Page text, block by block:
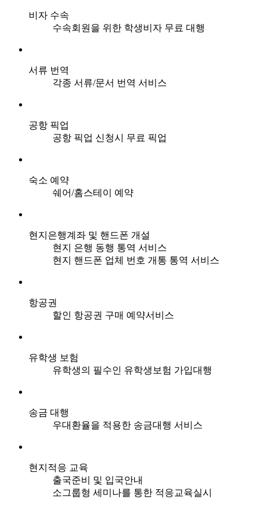
비자 수속
수속회원을 위한 학생비자 무료 대행
서류 번역
각종 서류/문서 번역 서비스
공항 픽업
공항 픽업 신청시 무료 픽업
숙소 예약
쉐어/홈스테이 예약
현지은행계좌 및 핸드폰 개설
현지 은행 동행 통역 서비스
현지 핸드폰 업체 번호 개통 통역 서비스
항공권
할인 항공권 구매 예약서비스
유학생 보험
유학생의 필수인 유학생보험 가입대행
송금 대행
우대환율을 적용한 송금대행 서비스
현지적응 교육
출국준비 및 입국안내
소그룹형 세미나를 통한 적응교육실시